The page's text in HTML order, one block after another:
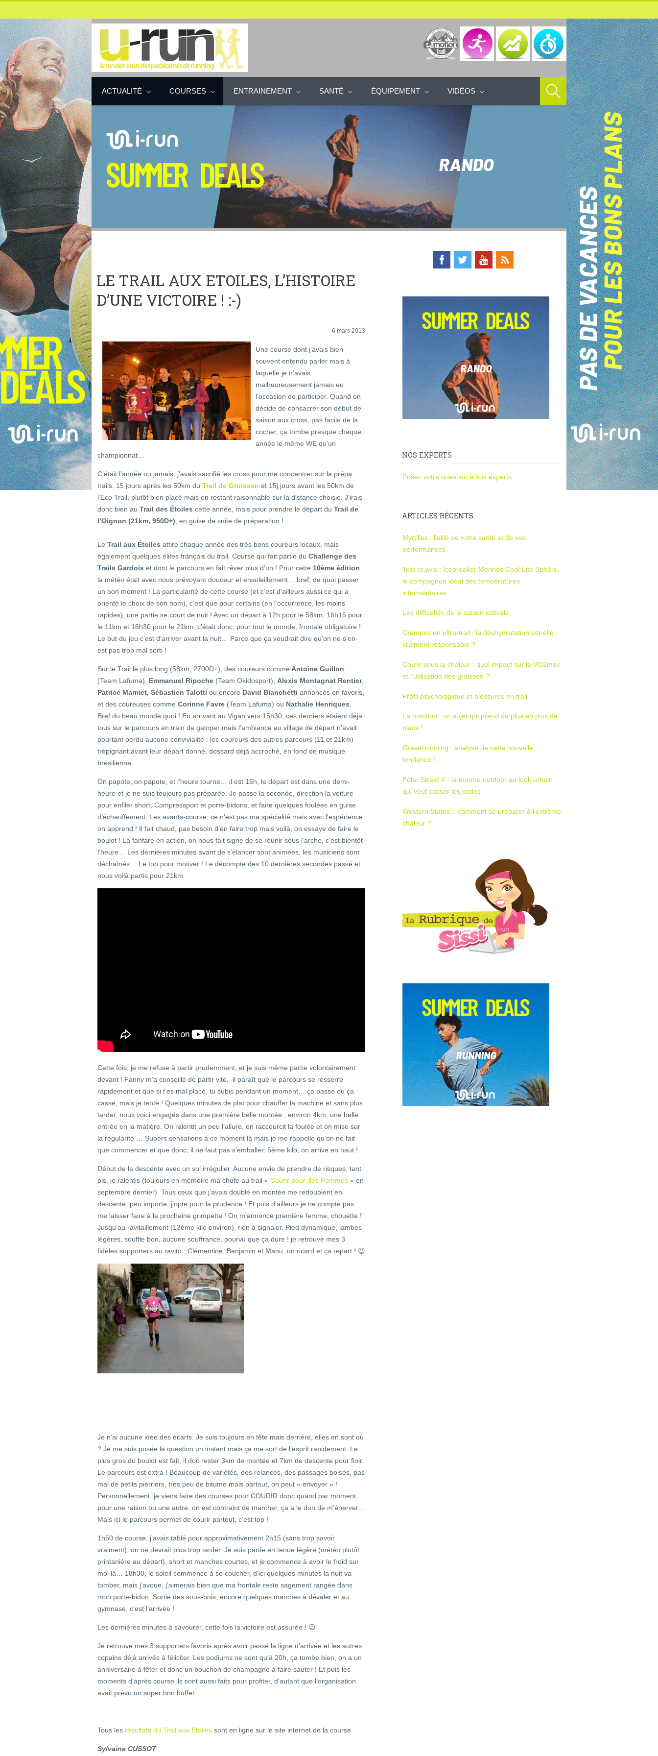
ACTUALITÉ COURSES ENTRAINEMENT SANTÉ ÉQUIPEMENT VIDÉOS
LE TRAIL AUX ETOILES, L’HISTOIRE
D’UNE VICTOIRE ! :-)
6 mars 2013
Une course dont j’avais bien
souvent entendu parler mais à
laquelle je n’avais
malheureusement jamais eu
l’occasion de participer. Quand on
décide de consacrer son début de
saison aux cross, pas facile de la
cocher, ça tombe presque chaque
année le même WE qu’un
championnat…
C’était l’année ou jamais, j’avais sacrifié les cross pour me concentrer sur la prépa
trails. 15 jours après les 50km du Trail de Gruissan et 15j jours avant les 50km de
l’Eco Trail, plutôt bien placé mais en restant raisonnable sur la distance choisie. J’irais
donc bien au Trail des Étoiles cette année, mais pour prendre le départ du Trail de
l’Oignon (21km, 950D+) , en guise de suite de préparation !
Le Trail aux Étoiles attire chaque année des très bons coureurs locaux, mais
également quelques élites français du trail. Course qui fait partie du Challenge des
Trails Gardois et dont le parcours en fait rêver plus d’un ! Pour cette 10ème édition
la météo était avec nous prévoyant douceur et ensoleillement… bref, de quoi passer
un bon moment ! La particularité de cette course (et c’est d’ailleurs aussi ce qui a
orienté le choix de son nom), c’est que pour certains (en l’occurrence, les moins
rapides), une partie se court de nuit ! Avec un départ à 12h pour le 58km, 16h15 pour
le 11km et 16h30 pour le 21km, c’était donc, pour tout le monde, frontale obligatoire !
Le but du jeu c’est d’arriver avant la nuit… Parce que ça voudrait dire qu’on ne s’en
est pas trop mal sorti !
Sur le Trail le plus long (58km, 2700D+), des coureurs comme Antoine Guillon
(Team Lafuma), Emmanuel Ripoche (Team Okidosport), Alexis Montagnat Rentier,
Patrice Marmet Sébastien Talotti ou encore David Bianchetti annoncés en favoris,
et des coureuses comme Corinne Favre (Team Lafuma) ou Nathalie Henriques
Bref du beau monde quoi ! En arrivant au Vigan vers 15h30, ces derniers étaient déjà
tous sur le parcours en train de galoper mais l’ambiance au village de départ n’avait
pourtant perdu aucune convivialité : les coureurs des autres parcours (11 et 21km)
trépignant avant leur départ donné, dossard déjà accroché, en fond de musique
brésilienne…
On papote, on papote, et l’heure tourne… il est 16h, le départ est dans une demi-
heure et je ne suis toujours pas préparée. Je passe la seconde, direction la voiture
pour enfiler short, Compressport et porte-bidons, et faire quelques foulées en guise
d’échauffement. Les avants-course, ce n’est pas ma spécialité mais avec l’expérience
on apprend ! Il fait chaud, pas besoin d’en faire trop mais voilà, on essaye de faire le
boulot ! La fanfare en action, on nous fait signe de se réunir sous l’arche, c’est bientôt
l’heure …Les dernières minutes avant de s’élancer sont animées, les musiciens sont
déchaînés… Le top pour motiver ! Le décompte des 10 dernières secondes passé et
nous voilà partis pour 21km.
Cette fois, je me refuse à partir prudemment, et je suis même partie volontairement
devant ! Fanny m’a conseillé de partir vite, il paraît que le parcours se resserre
rapidement et que si t’es mal placé, tu subis pendant un moment… ça passe ou ça
casse, mais je tente ! Quelques minutes de plat pour chauffer la machine et sans plus
tarder, nous voici engagés dans une première belle montée : environ 4km, une belle
entrée en la matière. On ralentit un peu l’allure, on raccourcit la foulée et on mise sur
la régularité … Supers sensations à ce moment là mais je me rappelle qu’on ne fait
que commencer et que donc, il ne faut pas s’emballer. 5ème kilo, on arrive en haut !
Début de la descente avec un sol irrégulier. Aucune envie de prendre de risques, tant
pis, je ralentis (toujours en mémoire ma chute au trail « Courir pour des Pommes » en
septembre dernier). Tous ceux que j’avais doublé en montée me redoublent en
descente, peu importe, j’opte pour la prudence ! Et puis d’ailleurs je ne compte pas
me laisser faire à la prochaine grimpette ! On m’annonce première femme, chouette !
Jusqu’au ravitaillement (13ème kilo environ), rien à signaler. Pied dynamique, jambes
légères, souffle bon, aucune souffrance, pourvu que ça dure ! je retrouve mes 3
fidèles supporters au ravito : Clémentine, Benjamin et Manu, un ricard et ça repart ! 😉
Je n’ai aucune idée des écarts. Je suis toujours en tête mais derrière, elles en sont où
? Je me suis posée la question un instant mais ça me sort de l’esprit rapidement. Le
plus gros du boulot est fait, il doit rester 3km de montée et 7km de descente pour finir.
Le parcours est extra ! Beaucoup de variétés, des relances, des passages boisés, pas
mal de petits pierriers, très peu de bitume mais partout, on peut « envoyer » !
Personnellement, je viens faire des courses pour COURIR donc quand par moment,
pour une raison ou une autre, on est contraint de marcher, ça a le don de m’énerver…
Mais ici le parcours permet de courir partout, c’est top !
1h50 de course, j’avais tablé pour approximativement 2h15 (sans trop savoir
vraiment), on ne devrait plus trop tarder. Je suis partie en tenue légère (météo plutôt
printanière au départ), short et manches courtes, et je commence à avoir le froid sur
moi là… 18h30, le soleil commence à se coucher, d’ici quelques minutes la nuit va
tomber, mais j’avoue, j’aimerais bien que ma frontale reste sagement rangée dans
mon porte-bidon. Sortie des sous-bois, encore quelques marches à dévaler et au
gymnase, c’est l’arrivée !
Les dernières minutes à savourer, cette fois la victoire est assurée ! 😉
Je retrouve mes 3 supporters favoris après avoir passé la ligne d’arrivée et les autres
copains déjà arrivés à féliciter. Les podiums ne sont qu’à 20h, ça tombe bien, on a un
anniversaire à fêter et donc un bouchon de champagne à faire sauter ! Et puis les
moments d’après course ils sont aussi faits pour profiter, d’autant que l’organisation
avait prévu un super bon buffet.
Tous les résultats du Trail aux Etoiles sont en ligne sur le site internet de la course.
Sylvaine CUSSOT
NOS EXPERTS
Posez votre question à nos experts
ARTICLES RÉCENTS
Myrtilles : l’allié de votre santé et de vos
performances
Test et avis : Icebreaker Merinos Cool-Lite Sphère,
le compagnon idéal des températures
intermédiaires
Les difficultés de la saison estivale
Crampes en ultra-trail : la déshydratation est-elle
vraiment responsable ?
Courir sous la chaleur : quel impact sur la VO2max
et l’utilisation des graisses ?
Profil psychologique et blessures en trail
La nutrition : un sujet qui prend de plus en plus de
place !
Gravel running : analyse de cette nouvelle
tendance !
Polar Street X : la montre outdoor au look urbain
qui veut casser les codes
Western States : comment se préparer à l’extrême
chaleur ?